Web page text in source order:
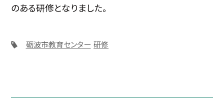
のある研修となりました。
砺波市教育センター 研修